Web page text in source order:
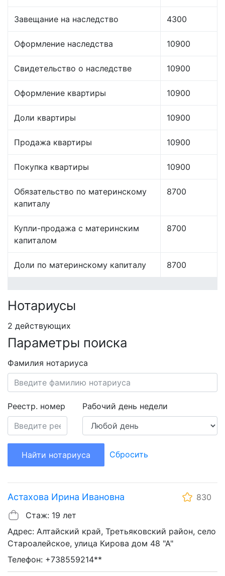
Завещание на наследство 4300
Оформление наследства 10900
Свидетельство о наследстве 10900
Оформление квартиры 10900
Доли квартиры 10900
Продажа квартиры 10900
Покупка квартиры 10900
Обязательство по материнскому
капиталу
8700
Купли-продажа с материнским
капиталом
8700
Доли по материнскому капиталу 8700
Нотариусы
2 действующих
Параметры поиска
Фамилия нотариуса
Реестр. номер Рабочий день недели
Найти нотариуса Сбросить
Астахова Ирина Ивановна
830
Стаж: 19 лет
Адрес: Алтайский край, Третьяковский район, село
Староалейское, улица Кирова дом 48 "А"
Телефон: +738559214**